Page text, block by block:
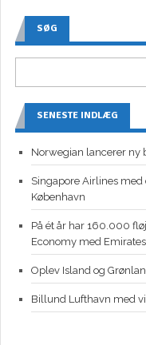
SØG
SENESTE INDLÆG
Norwegian lancerer ny
Singapore Airlines
København
På ét år har 160.000
Economy med Emirates
Oplev Island og
Billund Lufthavn med